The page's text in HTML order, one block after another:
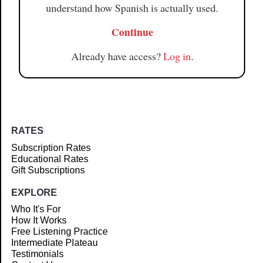
understand how Spanish is actually used.
Continue
Already have access?Log in.
RATES
Subscription Rates
Educational Rates
Gift Subscriptions
EXPLORE
Who It's For
How It Works
Free Listening Practice
Intermediate Plateau
Testimonials